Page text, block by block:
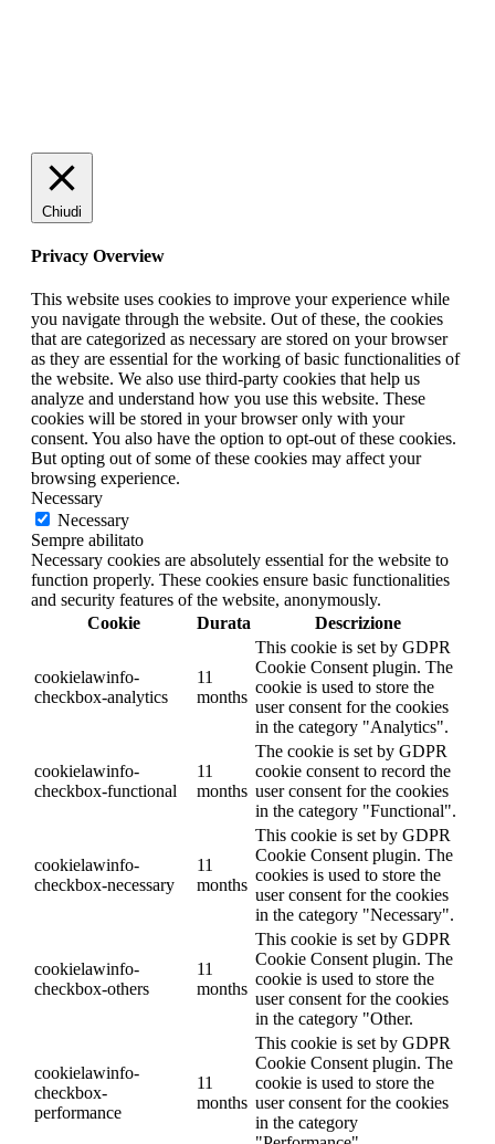
Chiudi
Privacy Overview
This website uses cookies to improve your experience while
you navigate through the website. Out of these, the cookies
that are categorized as necessary are stored on your browser
as they are essential for the working of basic functionalities of
the website. We also use third-party cookies that help us
analyze and understand how you use this website. These
cookies will be stored in your browser only with your
consent. You also have the option to opt-out of these cookies.
But opting out of some of these cookies may affect your
browsing experience.
Necessary
Necessary
Sempre abilitato
Necessary cookies are absolutely essential for the website to
function properly. These cookies ensure basic functionalities
and security features of the website, anonymously.
Cookie
Durata Descrizione
cookielawinfo-
checkbox-analytics
11
months
This cookie is set by GDPR
Cookie Consent plugin. The
cookie is used to store the
user consent for the cookies
in the category "Analytics".
cookielawinfo-
checkbox-functional
11
months
The cookie is set by GDPR
cookie consent to record the
user consent for the cookies
in the category "Functional".
cookielawinfo-
checkbox-necessary
11
months
This cookie is set by GDPR
Cookie Consent plugin. The
cookies is used to store the
user consent for the cookies
in the category "Necessary".
cookielawinfo-
checkbox-others
11
months
This cookie is set by GDPR
Cookie Consent plugin. The
cookie is used to store the
user consent for the cookies
in the category "Other.
cookielawinfo-
checkbox-
performance
11
months
This cookie is set by GDPR
Cookie Consent plugin. The
cookie is used to store the
user consent for the cookies
in the category